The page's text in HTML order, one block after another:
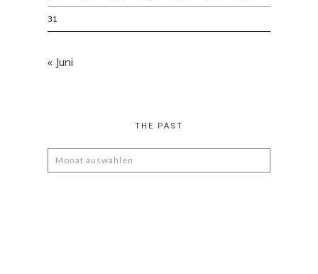
31
« Juni
THE PAST
The
Past